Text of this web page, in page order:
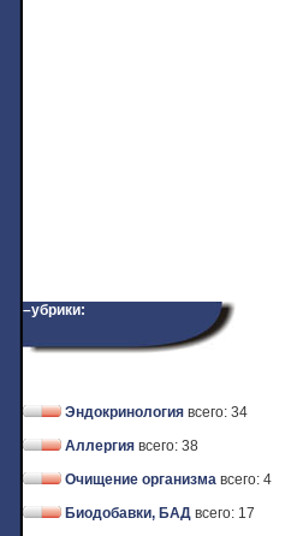
–убрики:
Эндокринология всего: 34
Аллергия всего: 38
Очищение организма всего: 4
Биодобавки, БАД всего: 17